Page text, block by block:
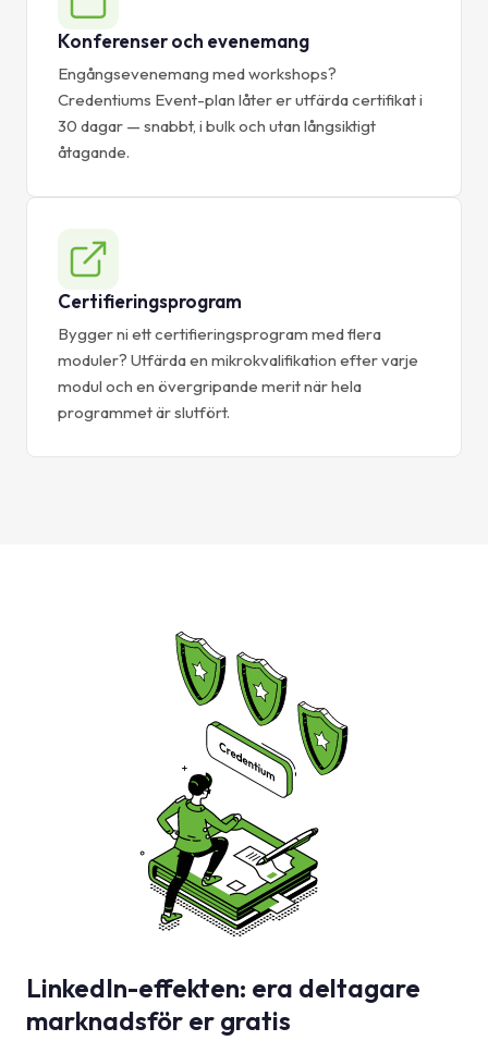
Konferenser och evenemang
Engångsevenemang med workshops?
Credentiums Event-plan låter er utfärda certifikat i
30 dagar — snabbt, i bulk och utan långsiktigt
åtagande.
Certifieringsprogram
Bygger ni ett certifieringsprogram med flera
moduler? Utfärda en mikrokvalifikation efter varje
modul och en övergripande merit när hela
programmet är slutfört.
LinkedIn-effekten: era deltagare
marknadsför er gratis